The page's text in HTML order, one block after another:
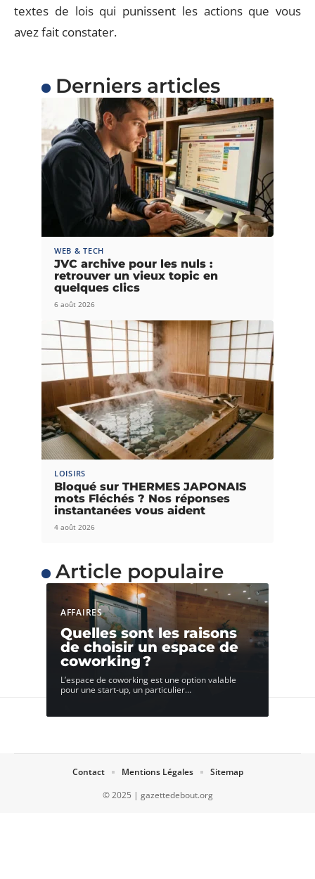
textes de lois qui punissent les actions que vous
avez fait constater.
Derniers articles
WEB & TECH
JVC archive pour les nuls :
retrouver un vieux topic en
quelques clics
6 août 2026
LOISIRS
Bloqué sur THERMES JAPONAIS
mots Fléchés ? Nos réponses
instantanées vous aident
4 août 2026
Article populaire
AFFAIRES
Quelles sont les raisons
de choisir un espace de
coworking ?
L’espace de coworking est une option valable
pour une start-up, un particulier…
© 2025 | gazettedebout.org
Contact Mentions Légales Sitemap